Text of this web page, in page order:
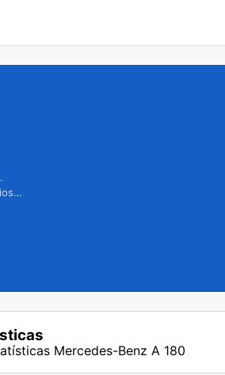
Mercedes-Benz A 180